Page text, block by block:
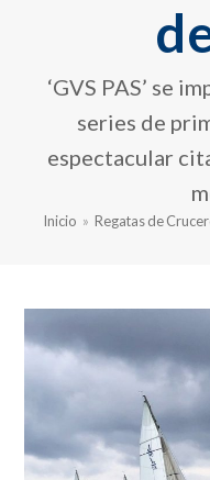
‘GVS PAS’ se
series de
espectacular
Inicio » Regatas de